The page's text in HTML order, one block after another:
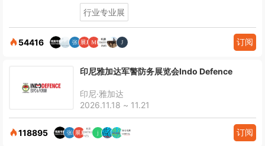
行业专业展
54416 订阅
印尼雅加达军警防务展览会Indo Defence
印尼·雅加达
2026.11.18 ~ 11.21
118895 订阅